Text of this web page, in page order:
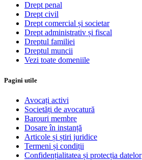
Drept penal
Drept civil
Drept comercial și societar
Drept administrativ și fiscal
Dreptul familiei
Dreptul muncii
Vezi toate domeniile
Pagini utile
Avocați activi
Societăți de avocatură
Barouri membre
Dosare în instanță
Articole și știri juridice
Termeni și condiții
Confidențialitatea și protecția datelor